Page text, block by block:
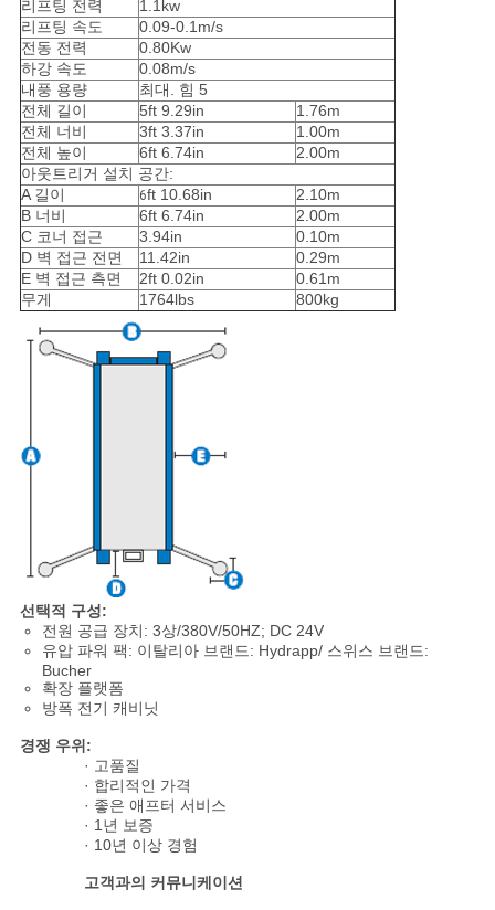
리프팅 전력
1.1kw
리프팅 속도
0.09-0.1m/s
전동 전력
0.80Kw
하강 속도
0.08m/s
내풍 용량
최대. 힘 5
전체 길이
5ft 9.29in
1.76m
전체 너비
3ft 3.37in
1.00m
전체 높이
6ft 6.74in
2.00m
아웃트리거 설치 공간:
A 길이
6ft 10.68in
2.10m
B 너비
6ft 6.74in
2.00m
C 코너 접근
3.94in
0.10m
D 벽 접근 전면
11.42in
0.29m
E 벽 접근 측면
2ft 0.02in
0.61m
무게
1764lbs 800kg
선택적 구성:
전원 공급 장치: 3상/380V/50HZ; DC 24V
유압 파워 팩: 이탈리아 브랜드: Hydrapp/ 스위스 브랜드:
Bucher
확장 플랫폼
방폭 전기 캐비닛
경쟁 우위:
· 고품질
· 합리적인 가격
· 좋은 애프터 서비스
· 1년 보증
· 10년 이상 경험
고객과의 커뮤니케이션